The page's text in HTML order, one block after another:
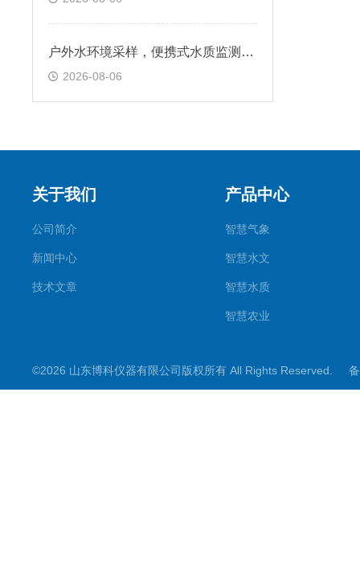
户外水环境采样，便携式水质监测设备工作流程
2026-08-06
关于我们
公司简介
新闻中心
技术文章
产品中心
智慧气象
智慧水文
智慧水质
智慧农业
微型气象仪
©2026 山东博科仪器有限公司版权所有 All Rights Reserved.